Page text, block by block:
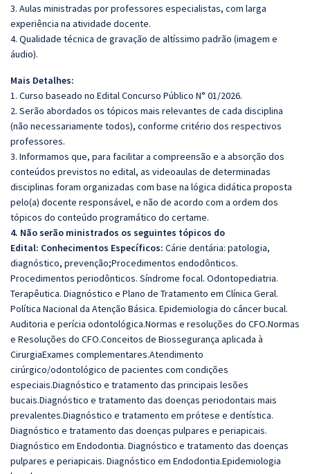
3. Aulas ministradas por professores especialistas, com larga
experiência na atividade docente.
4. Qualidade técnica de gravação de altíssimo padrão (imagem e
áudio).
Mais Detalhes:
1. Curso baseado no Edital Concurso Público N° 01/2026.
2. Serão abordados os tópicos mais relevantes de cada disciplina
(não necessariamente todos), conforme critério dos respectivos
professores.
3. Informamos que, para facilitar a compreensão e a absorção dos
conteúdos previstos no edital, as videoaulas de determinadas
disciplinas foram organizadas com base na lógica didática proposta
pelo(a) docente responsável, e não de acordo com a ordem dos
tópicos do conteúdo programático do certame.
4. Não serão ministrados os seguintes tópicos do
Edital: Conhecimentos Específicos: Cárie dentária: patologia,
diagnóstico, prevenção;Procedimentos endodônticos.
Procedimentos periodônticos. Síndrome focal. Odontopediatria.
Terapêutica. Diagnóstico e Plano de Tratamento em Clínica Geral.
Política Nacional da Atenção Básica. Epidemiologia do câncer bucal.
Auditoria e perícia odontológica.Normas e resoluções do CFO.Normas
e Resoluções do CFO.Conceitos de Biossegurança aplicada à
CirurgiaExames complementares.Atendimento
cirúrgico/odontológico de pacientes com condições
especiais.Diagnóstico e tratamento das principais lesões
bucais.Diagnóstico e tratamento das doenças periodontais mais
prevalentes.Diagnóstico e tratamento em prótese e dentística.
Diagnóstico e tratamento das doenças pulpares e periapicais.
Diagnóstico em Endodontia. Diagnóstico e tratamento das doenças
pulpares e periapicais. Diagnóstico em Endodontia.Epidemiologia